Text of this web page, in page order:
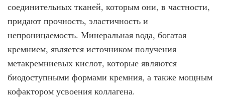
соединительных тканей, которым они, в частности,
придают прочность, эластичность и
непроницаемость. Минеральная вода, богатая
кремнием, является источником получения
метакремниевых кислот, которые являются
биодоступными формами кремния, а также мощным
кофактором усвоения коллагена.